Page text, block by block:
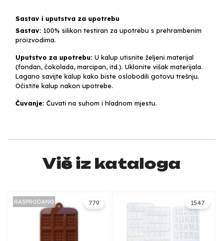
Sastav i uputstva za upotrebu
Sastav: 100% silikon testiran za upotrebu s prehrambenim
proizvodima.
Uputstvo za upotrebu: U kalup utisnite željeni materijal
(fondan, čokolada, marcipan, itd.). Uklonite višak materijala.
Lagano savijte kalup kako biste oslobodili gotovu trešnju.
Očistite kalup nakon upotrebe.
Čuvanje: Čuvati na suhom i hladnom mjestu.
Više iz kataloga
779
RASPRODANO 1547